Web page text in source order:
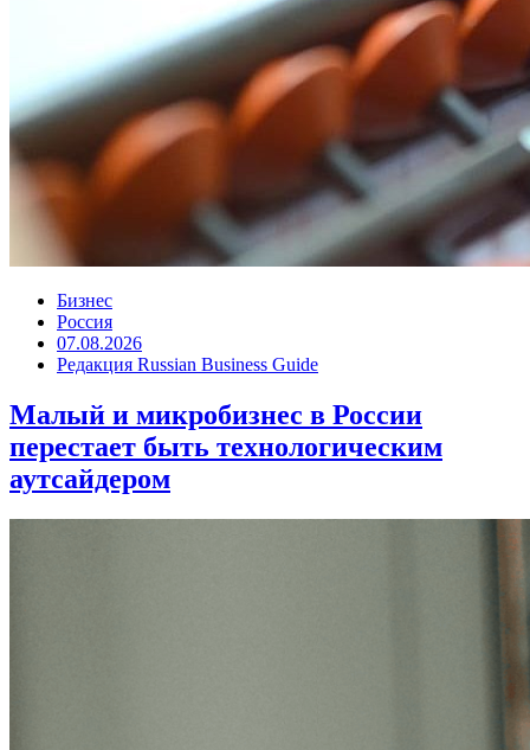
Бизнес
Россия
07.08.2026
Редакция Russian Business Guide
Малый и микробизнес в России
перестает быть технологическим
аутсайдером